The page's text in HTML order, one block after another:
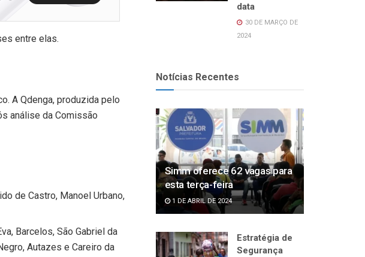
entre elas.
A Qdenga, produzida pelo
análise da Comissão
de Castro, Manoel Urbano,
Barcelos, São Gabriel da
Autazes e Careiro da
data
30 DE MARÇO DE
2024
Notícias Recentes
Simm oferece 62 vagas para
esta terça-feira
1 DE ABRIL DE 2024
Estratégia de
Segurança